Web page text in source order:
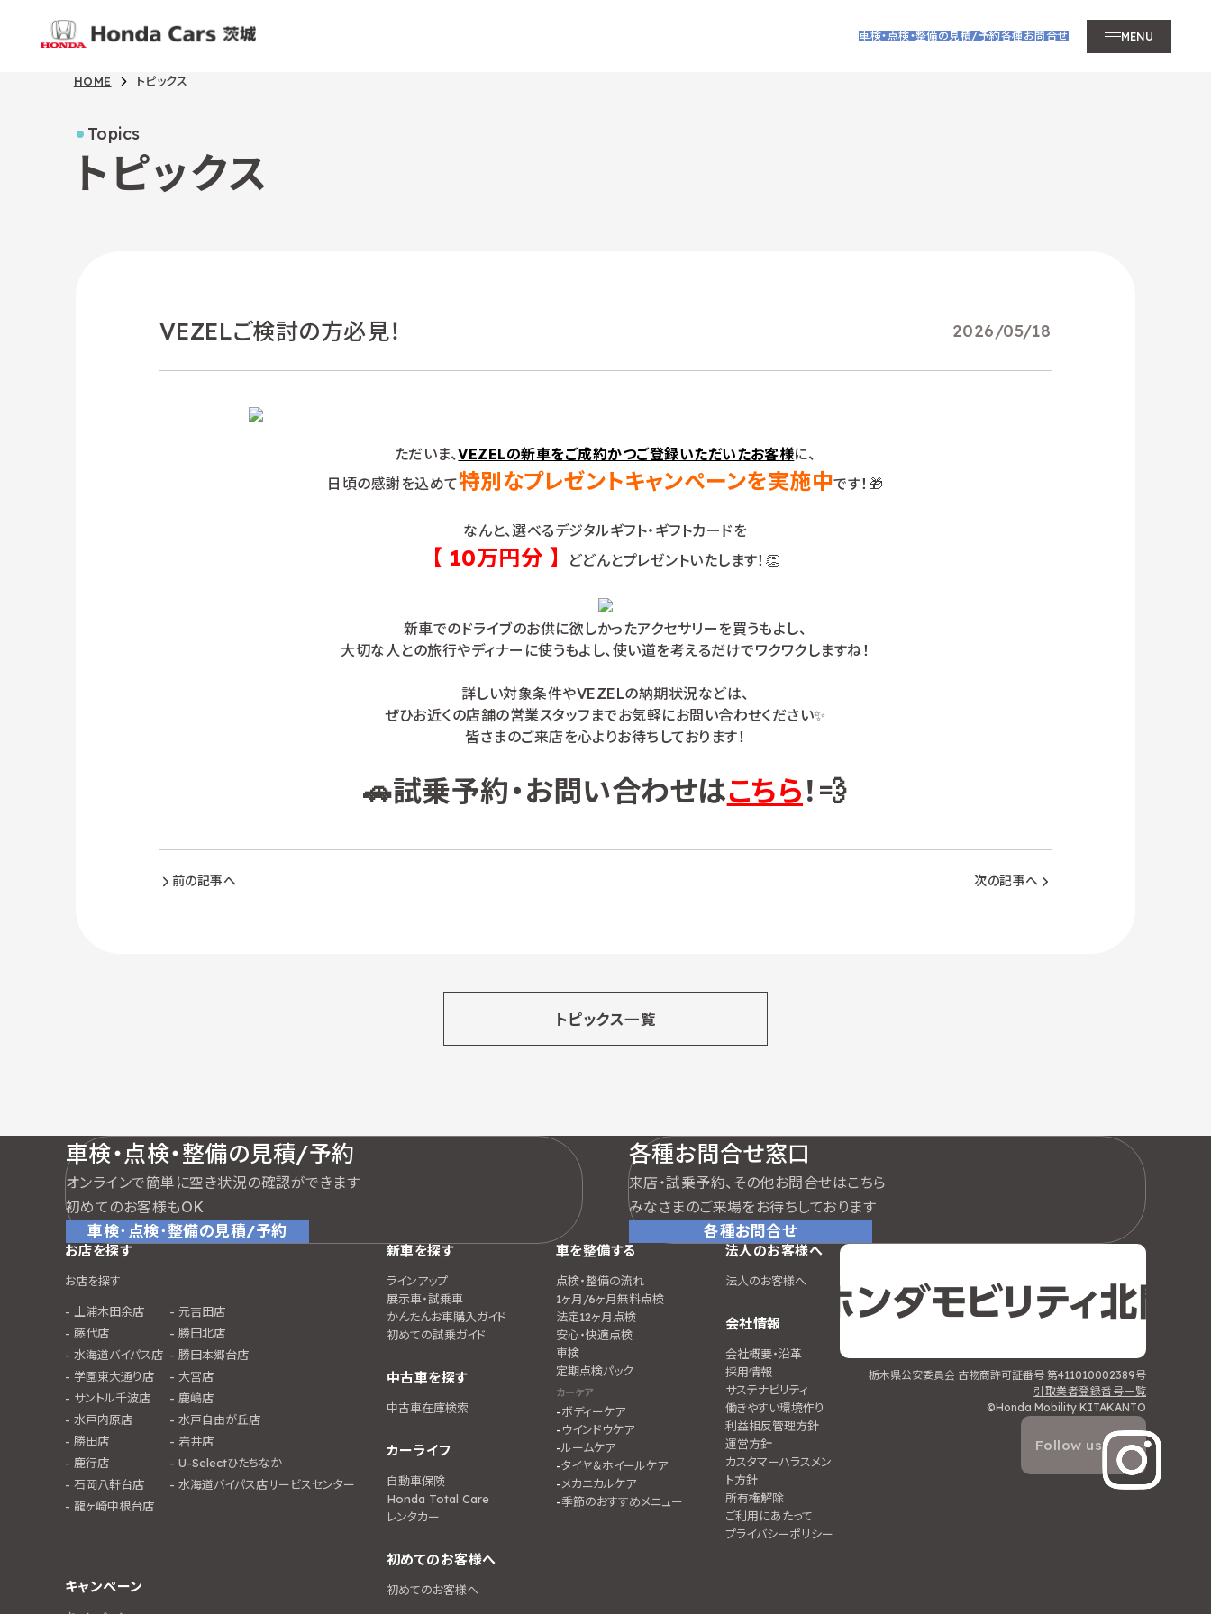
車検・点検・整備の見積/予約各種お問合せ MENU
HOME トピックス
Topics
トピックス
VEZELご検討の方必見！ 2026/05/18
ただいま、VEZELの新車をご成約かつご登録いただいたお客様に、
日頃の感謝を込めて特別なプレゼントキャンペーンを実施中です！🎁
なんと、選べるデジタルギフト・ギフトカードを
【 10万円分 】 どどんとプレゼントいたします！👏
新車でのドライブのお供に欲しかったアクセサリーを買うもよし、
大切な人との旅行やディナーに使うもよし、使い道を考えるだけでワクワクしますね！
詳しい対象条件やVEZELの納期状況などは、
ぜひお近くの店舗の営業スタッフまでお気軽にお問い合わせください✨
皆さまのご来店を心よりお待ちしております！
🚗試乗予約・お問い合わせはこちら！💨
前の記事へ 次の記事へ
トピックス一覧
車検・点検・整備の見積/予約
オンラインで簡単に空き状況の確認ができます
初めてのお客様もOK
車検･点検･整備の見積/予約
各種お問合せ窓口
来店・試乗予約、その他お問合せはこちら
みなさまのご来場をお待ちしております
各種お問合せ
お店を探す
お店を探す
土浦木田余店
藤代店
水海道バイパス店
学園東大通り店
サントル千波店
水戸内原店
勝田店
鹿行店
石岡八軒台店
龍ヶ崎中根台店
元吉田店
勝田北店
勝田本郷台店
大宮店
鹿嶋店
水戸自由が丘店
岩井店
U-Selectひたちなか
水海道バイパス店サービスセンター
新車を探す
ラインアップ
展示車・試乗車
かんたんお車購入ガイド
初めての試乗ガイド
中古車を探す
中古車在庫検索
車を整備する
点検・整備の流れ
1ヶ月/6ヶ月無料点検
法定12ヶ月点検
安心・快適点検
車検
定期点検パック
カーケア
ボディーケア
ウインドウケア
ルームケア
タイヤ＆ホイールケア
メカニカルケア
季節のおすすめメニュー
キャンペーン
カーライフ
自動車保険
Honda Total Care
レンタカー
初めてのお客様へ
初めてのお客様へ
法人のお客様へ
法人のお客様へ
会社情報
会社概要・沿革
採用情報
サステナビリティ
働きやすい環境作り
利益相反管理方針
運営方針
カスタマーハラスメン
ト方針
所有権解除
ご利用にあたって
プライバシーポリシー
栃木県公安委員会 古物商許可証番号 第411010002389号
引取業者登録番号一覧
©Honda Mobility KITAKANTO
Follow us